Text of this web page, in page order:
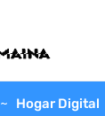
Hogar Digital